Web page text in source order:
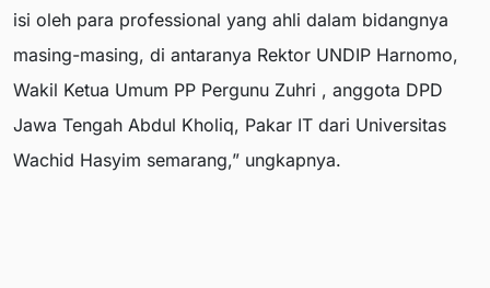
isi oleh para professional yang ahli dalam bidangnya
masing-masing, di antaranya Rektor UNDIP Harnomo,
Wakil Ketua Umum PP Pergunu Zuhri , anggota DPD
Jawa Tengah Abdul Kholiq, Pakar IT dari Universitas
Wachid Hasyim semarang,” ungkapnya.